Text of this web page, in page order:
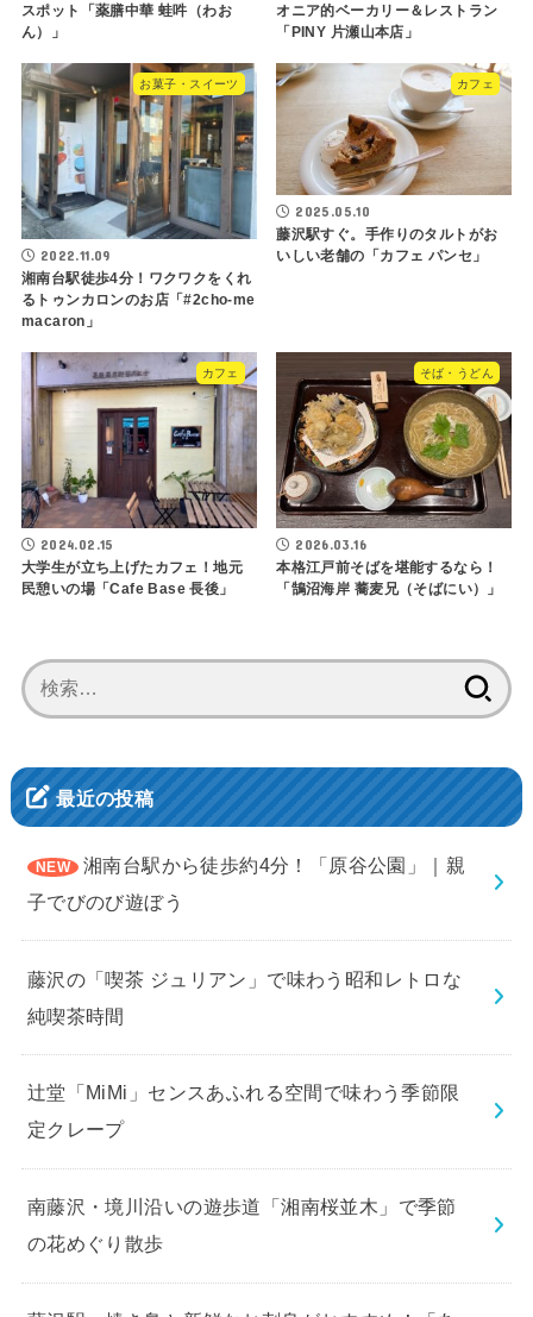
スポット「薬膳中華 蛙吽（わお
ん）」
オニア的ベーカリー＆レストラン
「PINY 片瀬山本店」
お菓子・スイーツ
2022.11.09
湘南台駅徒歩4分！ワクワクをくれ
るトゥンカロンのお店「#2cho-me
macaron」
カフェ
2025.05.10
藤沢駅すぐ。手作りのタルトがお
いしい老舗の「カフェ パンセ」
カフェ
2024.02.15
大学生が立ち上げたカフェ！地元
民憩いの場「Cafe Base 長後」
そば・うどん
2026.03.16
本格江戸前そばを堪能するなら！
「鵠沼海岸 蕎麦兄（そばにい）」
索:
最近の投稿
湘南台駅から徒歩約4分！「原谷公園」｜親
子でびのび遊ぼう
藤沢の「喫茶 ジュリアン」で味わう昭和レトロな
純喫茶時間
辻堂「MiMi」センスあふれる空間で味わう季節限
定クレープ
南藤沢・境川沿いの遊歩道「湘南桜並木」で季節
の花めぐり散歩